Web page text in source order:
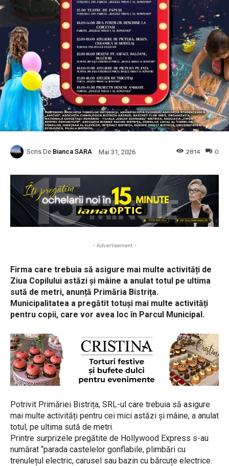
Scris De Bianca SARA Mai 31, 2026 0
2814
- Advertisement -
Firma care trebuia să asigure mai multe activități de
Ziua Copilului astăzi și mâine a anulat totul pe ultima
sută de metri, anunță Primăria Bistrița.
Municipalitatea a pregătit totuși mai multe activități
pentru copii, care vor avea loc în Parcul Municipal.
Potrivit Primăriei Bistrița, SRL-ul care trebuia să asigure
mai multe activități pentru cei mici astăzi și mâine, a anulat
totul, pe ultima sută de metri.
Printre surprizele pregătite de Hollywood Express s-au
numărat “parada castelelor gonflabile, plimbări cu
trenulețul electric, carusel sau bazin cu bărcuțe electrice.